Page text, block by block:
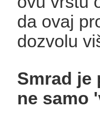
da ovaj
dozvolu
Smrad je
ne samo